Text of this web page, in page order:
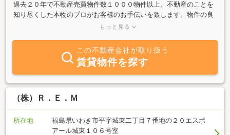
過去２０年で不動産売買物件数１０００物件以上。不動産のことを
知り尽くした本物のプロがお客様のお手伝いを致します。物件の良
いところはもちろん、悪いところもしっかりとお伝します。ご安心
もっと見る
この不動産会社が取り扱う
賃貸物件を探す
（株）Ｒ．Ｅ．Ｍ
所在地
福島県いわき市平字城東二丁目７番地の２０エスポ
アール城東１０６号室